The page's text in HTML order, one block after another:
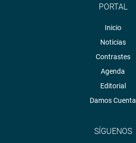
PORTAL
Inicio
Noticias
Contrastes
Agenda
Editorial
Damos Cuenta
SÍGUENOS